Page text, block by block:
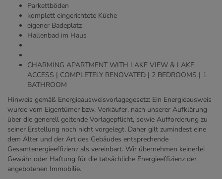
Parkettböden
komplett eingerichtete Küche
eigener Badeplatz
Hallenbad im Haus
CHARMING APARTMENT WITH LAKE VIEW & LAKE
ACCESS | COMPLETELY RENOVATED | 2 BEDROOMS | 1
BATHROOM
Hinweis gemäß Energieausweisvorlagegesetz: Ein Energieausweis
wurde vom Eigentümer bzw. Verkäufer, nach unserer Aufklärung
über die generell geltende Vorlagepflicht, sowie Aufforderung zu
seiner Erstellung noch nicht vorgelegt. Daher gilt zumindest eine
dem Alter und der Art des Gebäudes entsprechende
Gesamtenergieeffizienz als vereinbart. Wir übernehmen keinerlei
Gewähr oder Haftung für die tatsächliche Energieeffizienz der
angebotenen Immobilie.